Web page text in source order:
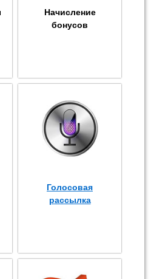
Начисление
бонусов
Голосовая
рассылка